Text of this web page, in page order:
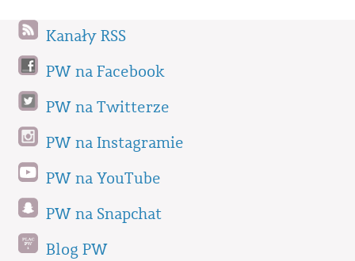
Kanały RSS
PW na Facebook
PW na Twitterze
PW na Instagramie
PW na YouTube
PW na Snapchat
Blog PW